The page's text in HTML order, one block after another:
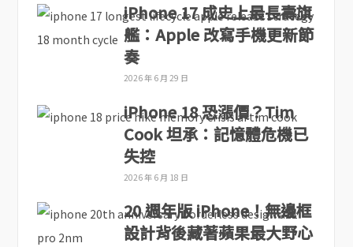
iPhone 17 成史上最長壽旗
艦：Apple 改寫手機更新節
奏
2026 年 6 月 29 日
iPhone 18 恐漲價？Tim
Cook 坦承：記憶體危機已
失控
2026 年 6 月 18 日
20 週年版 iPhone！無邊框
設計背後藏著蘋果最大野心